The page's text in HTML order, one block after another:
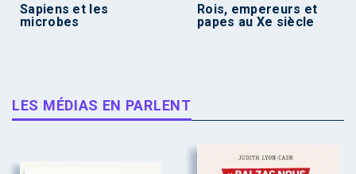
Sapiens et les
microbes
Rois, empereurs et
papes au Xe siècle
LES MÉDIAS EN PARLENT